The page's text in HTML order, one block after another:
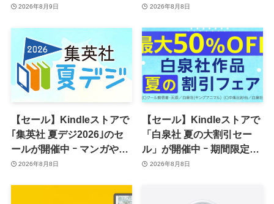
一律10％のポイント還元に
2026年8月9日
ｰ コミックやゲーム関連書
2026年8月8日
【セール】Kindleストアで
｢集英社 夏デジ2026｣のセ
ールが開催中 ｰ マンガや写
真集など1,000冊以上が
2026年8月8日
【セール】Kindleストアで
「白泉社 夏の大割引セー
ル」が開催中 ｰ 期間限定
70％オフや全巻50％オフな
2026年8月8日